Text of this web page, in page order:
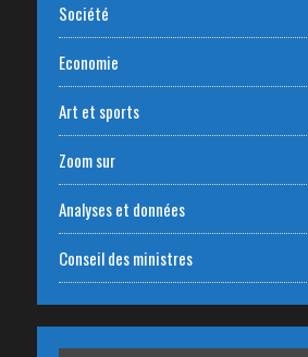
Société
Economie
Art et sports
Zoom sur
Analyses et données
Conseil des ministres